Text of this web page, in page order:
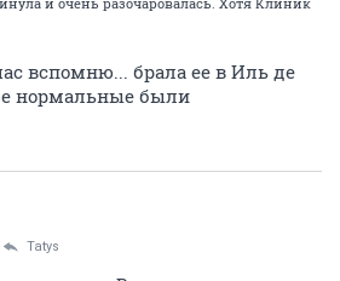
вспомню... брала ее в Иль де
нормальные были
Tatys